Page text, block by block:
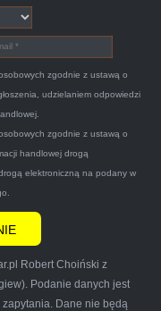
z usługi S-
corsinę
pan przyjechał
sprawnie
i wypłacił
tą firmę
przekonało to
może
zgodnie z ustawą o
udzielaniem odpowiedzi
zgodnie z ustawą o
handlowej drogą
elektroniczną na podany w
Robert Choiński z
Podanie danych jest
Dane nie będą